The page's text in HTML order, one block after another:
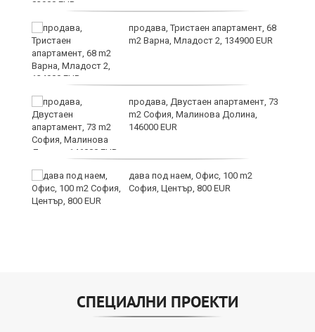
продава, Тристаен апартамент, 68
m2 Варна, Младост 2, 134900 EUR
продава, Двустаен апартамент, 73
m2 София, Малинова Долина,
146000 EUR
дава под наем, Офис, 100 m2
София, Център, 800 EUR
СПЕЦИАЛНИ ПРОЕКТИ